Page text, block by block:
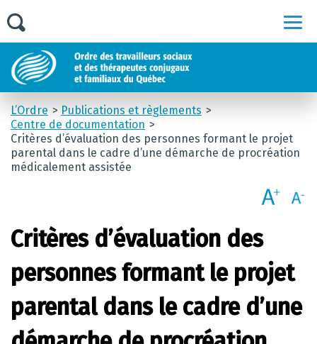
L’Ordre
Publications et règlements
Centre de documentation
Critères d’évaluation des personnes formant le projet
parental dans le cadre d’une démarche de procréation
médicalement assistée
Critères d’évaluation des
personnes formant le projet
parental dans le cadre d’une